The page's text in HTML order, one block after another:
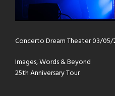
Concerto Dream Theater 03/05/
Images, Words & Beyond
25th Anniversary Tour